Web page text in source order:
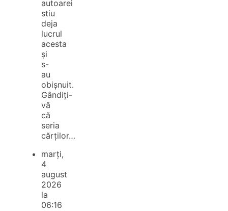
autoarei
stiu
deja
lucrul
acesta
și
s-
au
obișnuit.
Gândiți-
vă
că
seria
cărților…
marți,
4
august
2026
la
06:16